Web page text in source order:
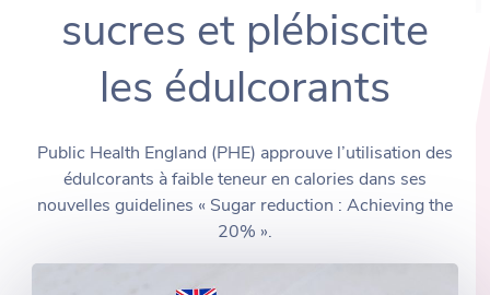
sucres et plébiscite
les édulcorants
Public Health England (PHE) approuve l’utilisation des
édulcorants à faible teneur en calories dans ses
nouvelles guidelines « Sugar reduction : Achieving the
20% ».